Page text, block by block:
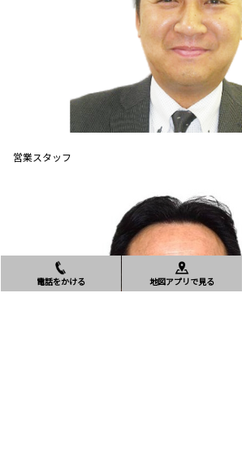
営業スタッフ
電話をかける 地図アプリで見る